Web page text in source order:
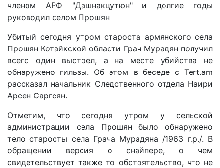
членом АРФ "Дашнакцутюн" и долгие годы
руководил селом Прошян
Убитый сегодня утром староста армянского села
Прошян Котайкской области Грач Мурадян получил
всего один выстрел, а на месте убийства не
обнаружено гильзы. Об этом в беседе с Tert.am
рассказал начальник Следственного отдела Наири
Арсен Саргсян.
Отметим, что сегодня утром у сельской
администрации села Прошян было обнаружено
тело старосты села Грача Мурадяна /1963 г.р./. В
обращении версия о снайпере, о чем
свидетельствует также то обстоятельство, что не